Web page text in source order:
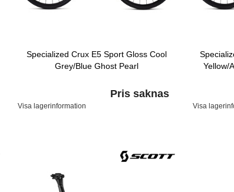
Specialized Crux E5 Sport Gloss Cool
Grey/Blue Ghost Pearl
Pris saknas
Visa lagerinformation
Yellow/
Visa